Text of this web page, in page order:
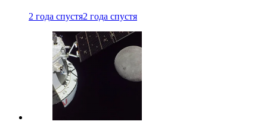
2 года спустя2 года спустя